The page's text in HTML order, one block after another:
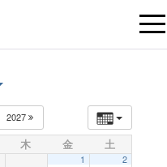
t
2027
木 金 土
1 2